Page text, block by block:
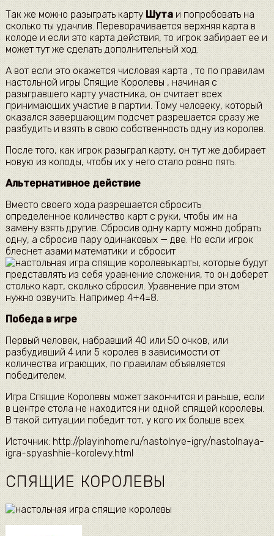
Так же можно разыграть картуШутаи попробовать на
сколько ты удачлив. Переворачивается верхняя карта в
колоде и если это карта действия, то игрок забирает ее и
может тут же сделать дополнительный ход.
А вот если это окажется числовая карта , то по правилам
настольной игры Спящие Королевы , начиная с
разыгравшего карту участника, он считает всех
принимающих участие в партии. Тому человеку, который
оказался завершающим подсчет разрешается сразу же
разбудить и взять в свою собственность одну из королев.
После того, как игрок разыграл карту, он тут же добирает
новую из колоды, чтобы их у него стало ровно пять.
Альтернативное действие
Вместо своего хода разрешается сбросить
определенное количество карт с руки, чтобы им на
замену взять другие. Сбросив одну карту можно добрать
одну, а сбросив пару одинаковых — две. Но если игрок
блеснет азами математики и сбросит
карты, которые будут
представлять из себя уравнение сложения, то он доберет
столько карт, сколько сбросил. Уравнение при этом
нужно озвучить. Например 4+4=8.
Победа в игре
Первый человек, набравший 40 или 50 очков, или
разбудивший 4 или 5 королев в зависимости от
количества играющих, по правилам объявляется
победителем.
Игра Спящие Королевы может закончится и раньше, если
в центре стола не находится ни одной спящей королевы.
В такой ситуации победит тот, у кого их больше всех.
Источник: http://playinhome.ru/nastolnye-igry/nastolnaya-
igra-spyashhie-korolevy.html
СПЯЩИЕ КОРОЛЕВЫ